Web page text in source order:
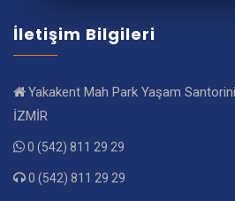
İletişim Bilgileri
Yakakent Mah Park Yaşam
İZMİR
0 (542) 811 29 29
0 (542) 811 29 29